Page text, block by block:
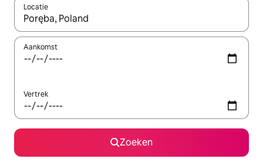
Locatie
Wanneer er resultaten beschikbaar zijn, maak je een keuze
Aankomst
Vertrek
Zoeken